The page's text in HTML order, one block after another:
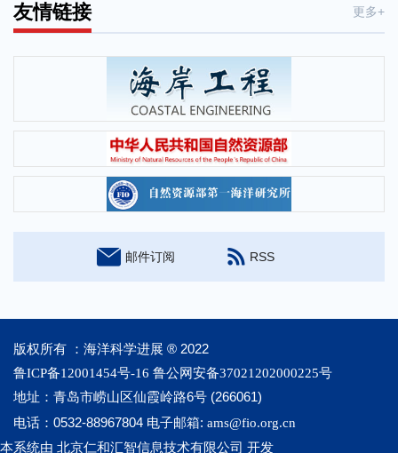
2022年第2期
2022年第1期
2021年第4期
2021年第3期
2021年第2期
2020年第4期
2020年第1期
2019年第4期
2019年第3期
友情链接 更多+
邮件订阅 RSS
版权所有 ：海洋科学进展 ® 2022
鲁ICP备12001454号-16 鲁公网安备37021202000225号
地址： 青岛市崂山区仙霞岭路6号 (266061)
电话：0532-88967804 电子邮箱: ams@fio.org.cn
本系统由 北京仁和汇智信息技术有限公司 开发